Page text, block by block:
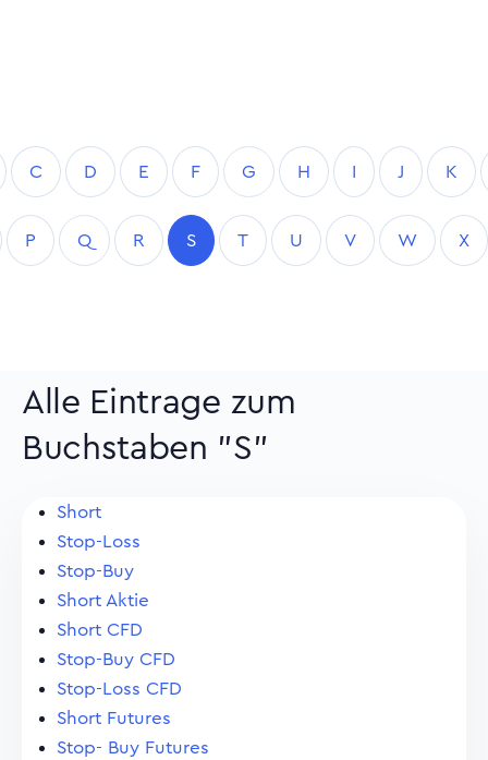
C D E F G H I J K
P Q R S T U V W X
Alle Eintrage zum
Buchstaben "S"
Short
Stop-Loss
Stop-Buy
Short Aktie
Short CFD
Stop-Buy CFD
Stop-Loss CFD
Short Futures
Stop- Buy Futures